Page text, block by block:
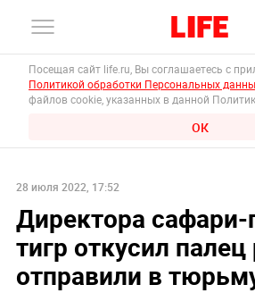
Посещая сайт life.ru, Вы соглашаетесь с
Политикой обработки Персональных
файлов cookie, указанных в данной
ОК
28 июля 2022, 17:52
Директора сафари-
тигр откусил палец
отправили в